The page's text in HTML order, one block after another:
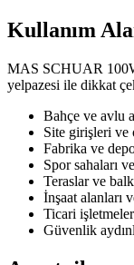
Kullanım
MAS SCHUAR
yelpazesi ile dikkat
Bahçe ve avlu
Site girişleri ve
Fabrika ve
Spor sahaları
Teraslar ve
İnşaat alanları
Ticari
Güvenlik